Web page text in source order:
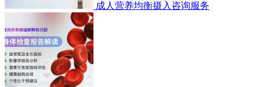
成人营养均衡摄入咨询服务